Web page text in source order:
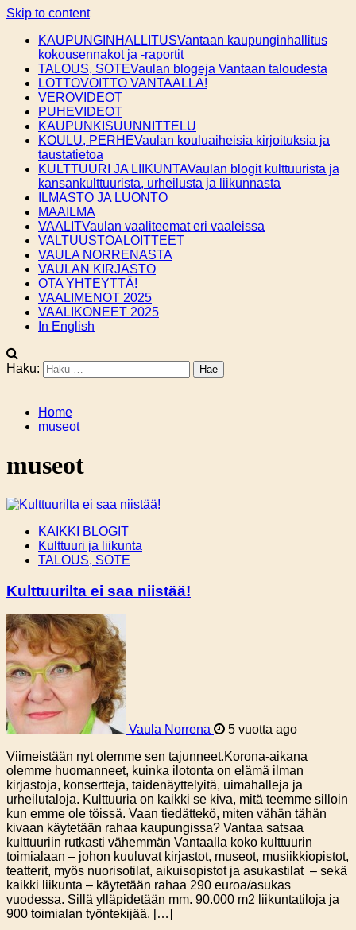
Skip to content
KAUPUNGINHALLITUSVantaan kaupunginhallitus
kokousennakot ja -raportit
TALOUS, SOTEVaulan blogeja Vantaan taloudesta
LOTTOVOITTO VANTAALLA!
VEROVIDEOT
PUHEVIDEOT
KAUPUNKISUUNNITTELU
KOULU, PERHEVaulan kouluaiheisia kirjoituksia ja
taustatietoa
KULTTUURI JA LIIKUNTAVaulan blogit kulttuurista ja
kansankulttuurista, urheilusta ja liikunnasta
ILMASTO JA LUONTO
MAAILMA
VAALITVaulan vaaliteemat eri vaaleissa
VALTUUSTOALOITTEET
VAULA NORRENASTA
VAULAN KIRJASTO
OTA YHTEYTTÄ!
VAALIMENOT 2025
VAALIKONEET 2025
In English
Haku:
Home
museot
museot
KAIKKI BLOGIT
Kulttuuri ja liikunta
TALOUS, SOTE
Kulttuurilta ei saa niistää!
Vaula Norrena
5 vuotta ago
Viimeistään nyt olemme sen tajunneet.Korona-aikana
olemme huomanneet, kuinka ilotonta on elämä ilman
kirjastoja, konsertteja, taidenäyttelyitä, uimahalleja ja
urheilutaloja. Kulttuuria on kaikki se kiva, mitä teemme silloin
kun emme ole töissä. Vaan tiedättekö, miten vähän tähän
kivaan käytetään rahaa kaupungissa? Vantaa satsaa
kulttuuriin rutkasti vähemmän Vantaalla koko kulttuurin
toimialaan – johon kuuluvat kirjastot, museot, musiikkiopistot,
teatterit, myös nuorisotilat, aikuisopistot ja asukastilat – sekä
kaikki liikunta – käytetään rahaa 290 euroa/asukas
vuodessa. Sillä ylläpidetään mm. 90.000 m2 liikuntatiloja ja
900 toimialan työntekijää. […]